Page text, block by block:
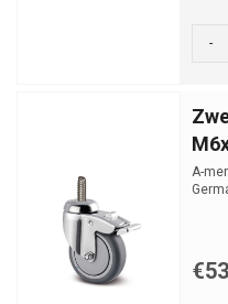
-
A-